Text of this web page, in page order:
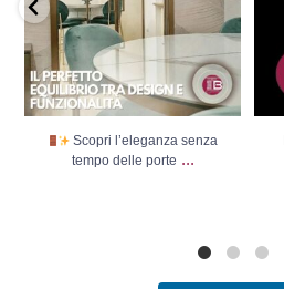
Scopri l’eleganza senza
tempo delle porte ...